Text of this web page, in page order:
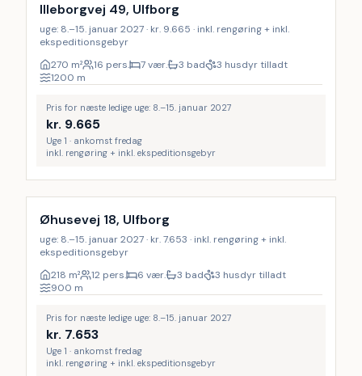
Illeborgvej 49, Ulfborg
uge: 8.–15. januar 2027 · kr. 9.665 · inkl. rengøring + inkl.
ekspeditionsgebyr
270 m² 16 pers. 7 vær. 3 bad
3 husdyr tilladt
1200 m
Pris for næste ledige uge: 8.–15. januar 2027
kr. 9.665
Uge 1 · ankomst fredag
inkl. rengøring + inkl. ekspeditionsgebyr
Inkl. rengøring
Øhusevej 18, Ulfborg
uge: 8.–15. januar 2027 · kr. 7.653 · inkl. rengøring + inkl.
ekspeditionsgebyr
218 m² 12 pers. 6 vær. 3 bad
3 husdyr tilladt
900 m
Pris for næste ledige uge: 8.–15. januar 2027
kr. 7.653
Uge 1 · ankomst fredag
inkl. rengøring + inkl. ekspeditionsgebyr